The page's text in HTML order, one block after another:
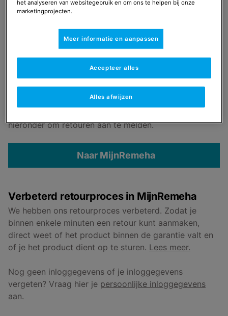
Onderdelen retour sturen.
Voor installateurs.
Ben je uiteindelijk toch niet tevreden over het
product? Of is het defect? Dat is vervelend, maar niet
hieronder om retouren aan te melden.
Naar MijnRemeha
Verbeterd retourproces in MijnRemeha
We hebben ons retourproces verbeterd. Zodat je
binnen enkele minuten een retour kunt aanmaken,
direct weet of het product binnen de garantie valt en
of je het product dient op te sturen. Lees meer.
Nog geen inloggegevens of je inloggegevens
vergeten? Vraag hier je persoonlijke inloggegevens
aan.
het analyseren van websitegebruik en om ons te helpen bij onze
marketingprojecten.
Meer informatie en aanpassen
Alles afwijzen
Accepteer alles